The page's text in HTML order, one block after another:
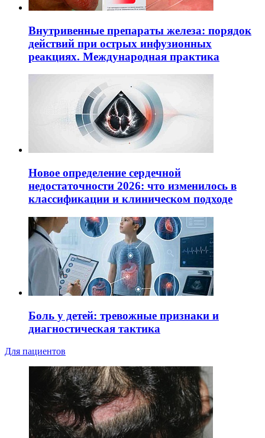
Внутривенные препараты железа: порядок
действий при острых инфузионных
реакциях. Международная практика
Новое определение сердечной
недостаточности 2026: что изменилось в
классификации и клиническом подходе
Боль у детей: тревожные признаки и
диагностическая тактика
Для пациентов